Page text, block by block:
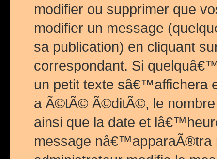
modifier ou supprimer que
modifier un message
sa publication) en cliquant
correspondant. Si
un petit texte sâ€™affichera
a Ã©tÃ© Ã©ditÃ©, le
ainsi que la date et
message nâ€™apparaÃ®tra